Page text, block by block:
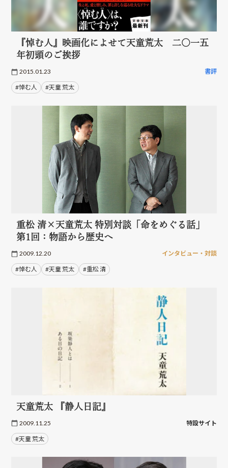
『悼む人』映画化によせて天童荒太 二〇一五
年初頭のご挨拶
2015.01.23 書評
#悼む人 #天童 荒太
重松 清×天童荒太 特別対談「命をめぐる話」
第1回：物語から歴史へ
2009.12.20 インタビュー・対談
#悼む人 #天童 荒太 #重松 清
天童荒太 『静人日記』
2009.11.25 特設サイト
#天童 荒太